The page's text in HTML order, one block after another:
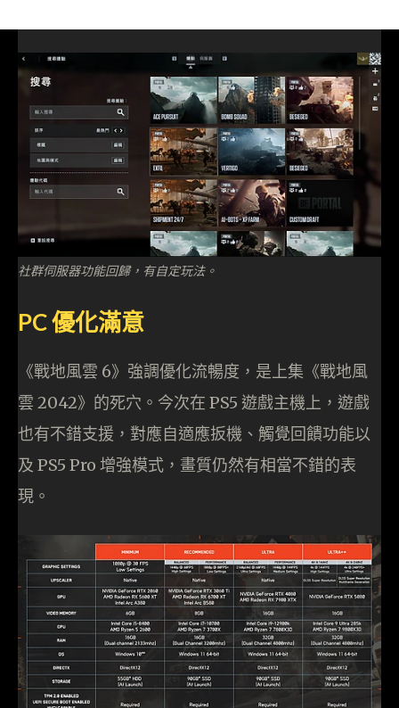
社群伺服器功能回歸，有自定玩法。
PC 優化滿意
《戰地風雲 6》強調優化流暢度，是上集《戰地風
雲 2042》的死穴。今次在 PS5 遊戲主機上，遊戲
也有不錯支援，對應自適應扳機、觸覺回饋功能以
及 PS5 Pro 增強模式，畫質仍然有相當不錯的表
現。